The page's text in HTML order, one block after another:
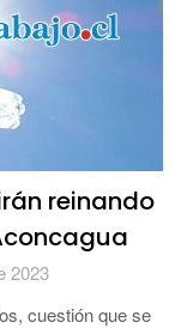
reinando
2023
cuestión que se